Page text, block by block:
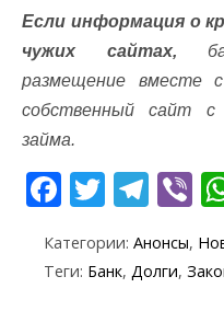
Если информация о
чужих сайтах,
размещение вместе
собственный сайт с
займа.
F
e
T
itt
er
T
e
gr
Vi
Категории: Анонсы,
Теги: Банк, Долги,